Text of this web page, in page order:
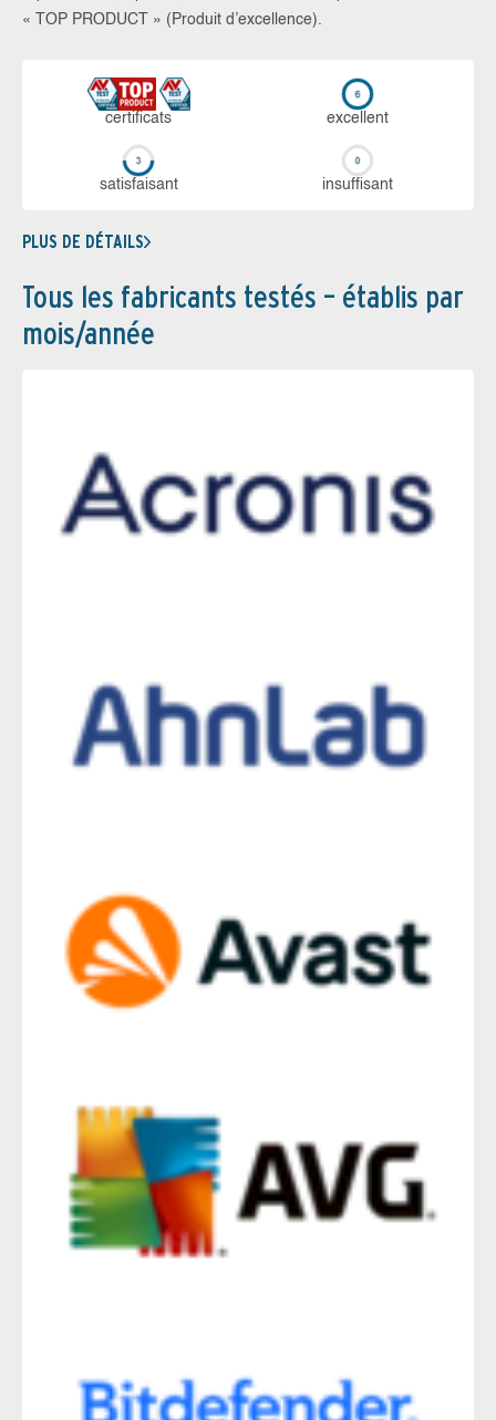
« TOP PRODUCT » (Produit d’excellence).
certi­ficats ex­cellent
sa­tis­fai­sant in­suf­fi­sant
PLUS DE DÉTAILS
Tous les fabricants testés – établis par
mois/année